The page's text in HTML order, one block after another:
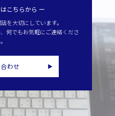
こちらから ー
を大切にしています。
何でもお気軽にご連絡くださ
わせ